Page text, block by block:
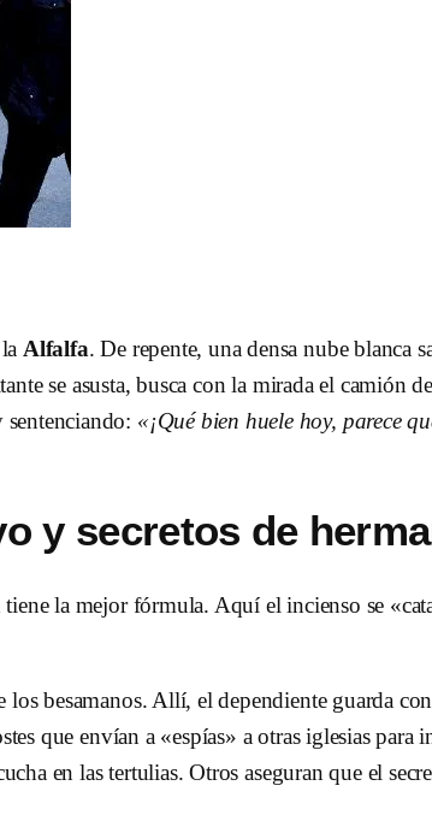
laAlfalfa. De repente, una densa nube blanca
se asusta, busca con la mirada el camión
«¡Qué bien huele hoy, parece
y secretos de
la mejor fórmula. Aquí el incienso se
besamanos. Allí, el dependiente guarda
que envían a «espías» a otras iglesias
en las tertulias. Otros aseguran que el